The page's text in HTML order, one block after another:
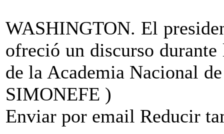
WASHINGTON. El
ofreció un discurso
de la Academia Nacional
SIMONEFE )
Enviar por email Reducir